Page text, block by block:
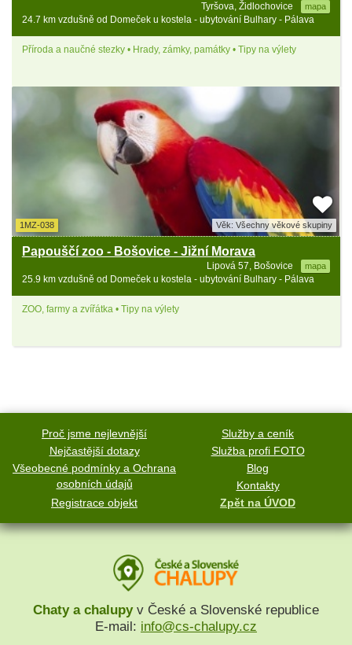
Tyršova, Židlochovice mapa
24.7 km vzdušně od Domeček u kostela - ubytování Bulhary - Pálava
Příroda a naučné stezky • Hrady, zámky, památky • Tipy na výlety
1MZ-038 Věk: Všechny věkové skupiny
Papouščí zoo - Bošovice - Jižní Morava
Lipová 57, Bošovice mapa
25.9 km vzdušně od Domeček u kostela - ubytování Bulhary - Pálava
ZOO, farmy a zvířátka • Tipy na výlety
Proč jsme nejlevnější
Služby a ceník
Nejčastější dotazy
Služba profi FOTO
Všeobecné podmínky a Ochrana
osobních údajů
Blog
Kontakty
Registrace objekt
Zpět na ÚVOD
Chaty a chalupyv České a Slovenské republice
E-mail: info@cs-chalupy.cz